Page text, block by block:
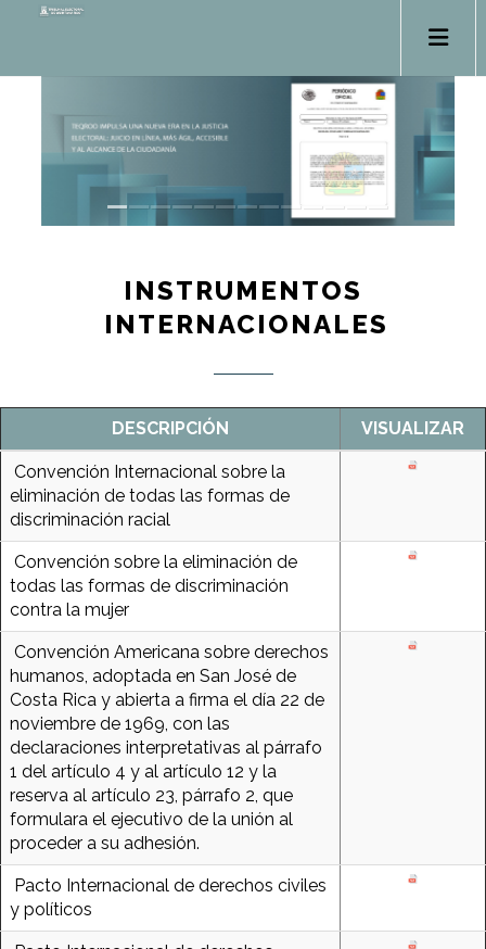
INSTRUMENTOS
INTERNACIONALES
DESCRIPCIÓN VISUALIZAR
Convención Internacional sobre la
eliminación de todas las formas de
discriminación racial
Convención sobre la eliminación de
todas las formas de discriminación
contra la mujer
Convención Americana sobre derechos
humanos, adoptada en San José de
Costa Rica y abierta a firma el día 22 de
noviembre de 1969, con las
declaraciones interpretativas al párrafo
1 del artículo 4 y al artículo 12 y la
reserva al artículo 23, párrafo 2, que
formulara el ejecutivo de la unión al
proceder a su adhesión.
Pacto Internacional de derechos civiles
y políticos